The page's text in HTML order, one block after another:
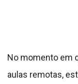
No momento em
aulas remotas,